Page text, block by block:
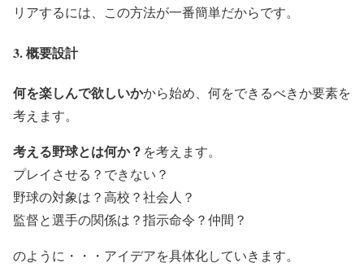
リアするには、この方法が一番簡単だからです。
3. 概要設計
何を楽しんで欲しいかから始め、何をできるべきか要素を
考えます。
考える野球とは何か？ を考えます。
プレイさせる？できない？
野球の対象は？高校？社会人？
監督と選手の関係は？指示命令？仲間？
のように・・・アイデアを具体化していきます。